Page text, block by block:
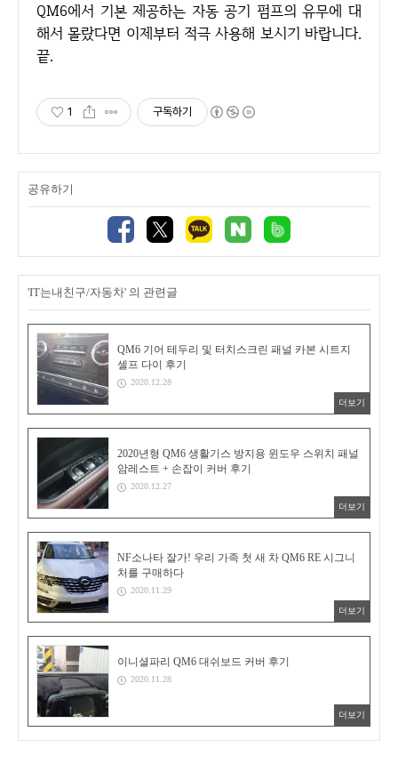
QM6에서 기본 제공하는 자동 공기 펌프의 유무에 대
해서 몰랐다면 이제부터 적극 사용해 보시기 바랍니다.
끝.
1 구독하기
공유하기
'IT는내친구/자동차' 의 관련글
QM6 기어 테두리 및 터치스크린 패널 카본 시트지
셀프 다이 후기
2020.12.28
더보기
2020년형 QM6 생활기스 방지용 윈도우 스위치 패널
암레스트 + 손잡이 커버 후기
2020.12.27
더보기
NF소나타 잘가! 우리 가족 첫 새 차 QM6 RE 시그니
처를 구매하다
2020.11.29
더보기
이니셜파리 QM6 대쉬보드 커버 후기
2020.11.28
더보기